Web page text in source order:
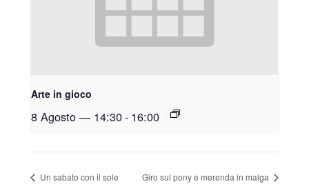
Arte in gioco
8 Agosto — 14:30- 16:00
Un sabato con il sole Giro sul pony e merenda in malga